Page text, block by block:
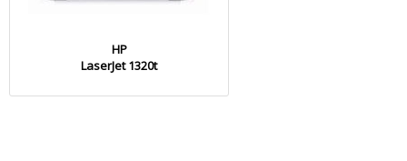
HP
LaserJet 1320t